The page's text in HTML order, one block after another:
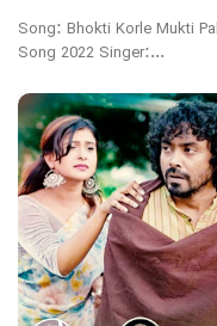
Song: Bhokti Korle Mukti
Song 2022 Singer:...